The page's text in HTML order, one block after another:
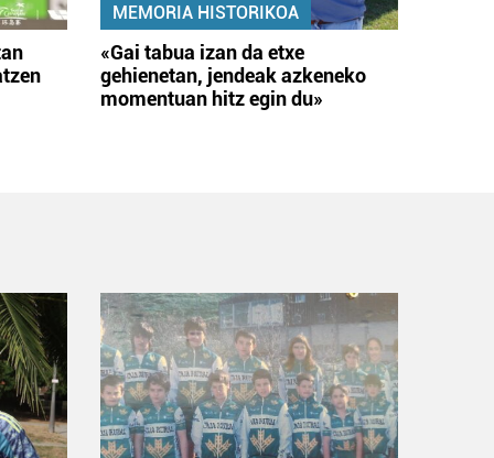
MEMORIA HISTORIKOA
«Gai tabua izan da etxe
gehienetan, jendeak azkeneko
momentuan hitz egin du»